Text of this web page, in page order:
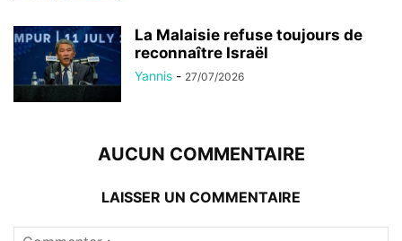
La Malaisie refuse toujours de
reconnaître Israël
Yannis - 27/07/2026
AUCUN COMMENTAIRE
LAISSER UN COMMENTAIRE